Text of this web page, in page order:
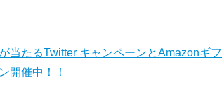
当たるTwitter キャンペーンとAmazonギフ
開催中！！